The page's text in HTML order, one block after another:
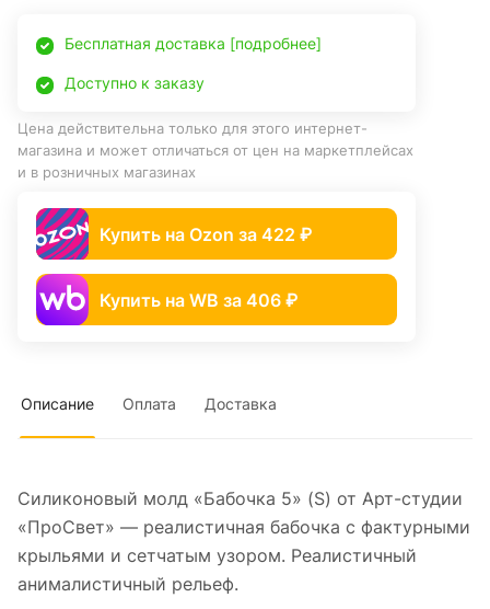
Бесплатная доставка [подробнее]
Доступно к заказу
Цена действительна только для этого интернет-
магазина и может отличаться от цен на маркетплейсах
и в розничных магазинах
Купить на Ozon за 422 ₽
Купить на WB за 406 ₽
Описание Оплата Доставка
Силиконовый молд «Бабочка 5» (S) от Арт-студии
«ПроСвет» — реалистичная бабочка с фактурными
крыльями и сетчатым узором. Реалистичный
анималистичный рельеф.